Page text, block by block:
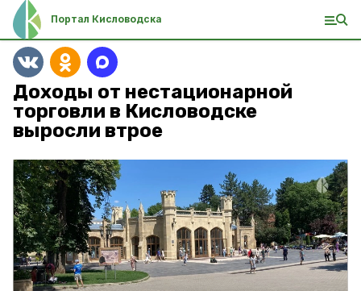
Портал Кисловодска
Доходы от нестационарной
торговли в Кисловодске
выросли втрое